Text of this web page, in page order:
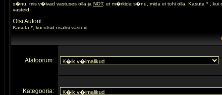
s�nu, mis v�ivad vastuses olla ja NOT, et m�rkida s�nu, mida ei tohi olla. Kasuta * , kui
vasteid
Otsi Autorit:
Kasuta *, kui otsid osalisi vasteid
Alafoorum:
Kategooria: